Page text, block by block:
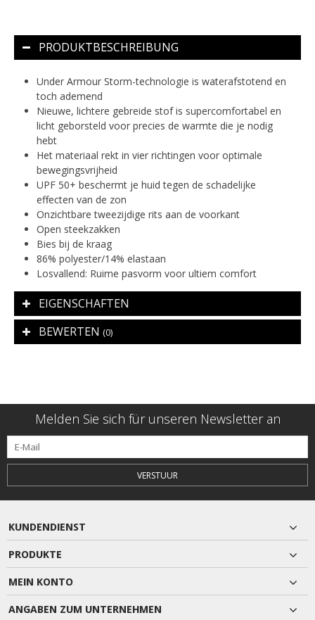
PRODUKTBESCHREIBUNG
Under Armour Storm-technologie is waterafstotend en
toch ademend
Nieuwe, lichtere gebreide stof is supercomfortabel en
licht geborsteld voor precies de warmte die je nodig
hebt
Het materiaal rekt in vier richtingen voor optimale
bewegingsvrijheid
UPF 50+ beschermt je huid tegen de schadelijke
effecten van de zon
Onzichtbare tweezijdige rits aan de voorkant
Open steekzakken
Bies bij de kraag
86% polyester/14% elastaan
Losvallend: Ruime pasvorm voor ultiem comfort
EIGENSCHAFTEN
BEWERTEN (0)
Melden Sie sich für unseren Newsletter an
VERSTUUR
KUNDENDIENST
PRODUKTE
MEIN KONTO
ANGABEN ZUM UNTERNEHMEN